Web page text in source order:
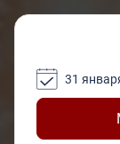
31